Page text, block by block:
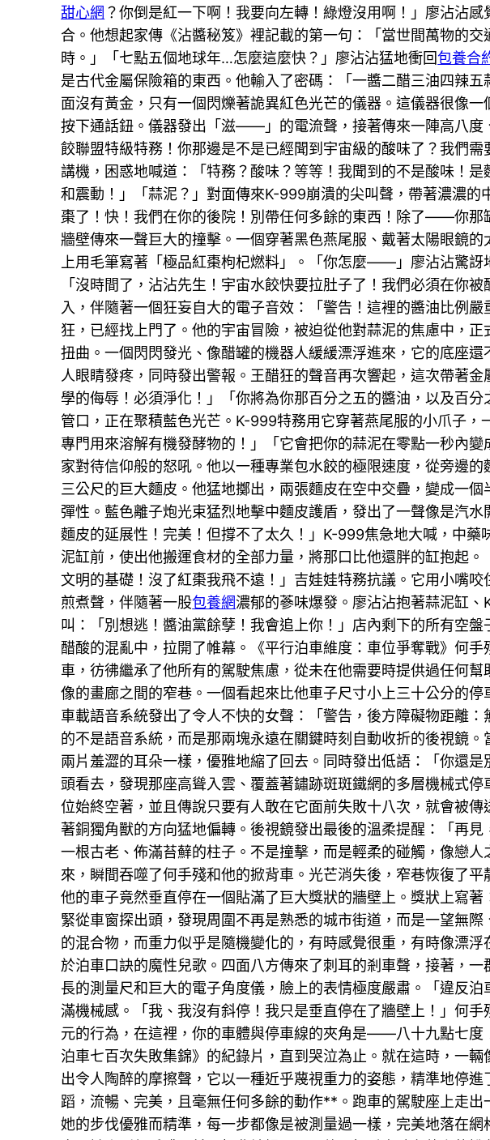
甜心網 ？你倒是紅一下啊！我要向左轉！綠燈沒用啊！」廖沾沾
合。他想起家傳《沾醬秘笈》裡記載的第一句：「當世間萬物的
時。」「七點五個地球年…怎麼這麼快？」廖沾沾猛地衝回包養合
是古代金屬保險箱的東西。他輸入了密碼：「一醬二醋三油四辣
面沒有黃金，只有一個閃爍著詭異紅色光芒的儀器。這儀器很像
按下通話鈕。儀器發出「滋——」的電流聲，接著傳來一陣高八
餃聯盟特級特務！你那邊是不是已經聞到宇宙級的酸味了？我們
講機，困惑地喊道：「特務？酸味？等等！我聞到的不是酸味！
和震動！」「蒜泥？」對面傳來K-999崩潰的尖叫聲，帶著濃濃
棗了！快！我們在你的後院！別帶任何多餘的東西！除了——你
牆壁傳來一聲巨大的撞擊。一個穿著黑色燕尾服、戴著太陽眼鏡
上用毛筆寫著「極品紅棗枸杞燃料」。「你怎麼——」廖沾沾驚
「沒時間了，沾沾先生！宇宙水餃快要拉肚子了！我們必須在你
入，伴隨著一個狂妄自大的電子音效：「警告！這裡的醬油比例
狂，已經找上門了。他的宇宙冒險，被迫從他對蒜泥的焦慮中，
扭曲。一個閃閃發光、像醋罐的機器人緩緩漂浮進來，它的底座
人眼睛發疼，同時發出警報。王醋狂的聲音再次響起，這次帶著
學的侮辱！必須淨化！」「你將為你那百分之五的醬油，以及百
管口，正在聚積藍色光芒。K-999特務用它穿著燕尾服的小爪子，
專門用來溶解有機發酵物的！」「它會把你的蒜泥在零點一秒內
家對待信仰般的怒吼。他以一種專業包水餃的極限速度，從旁邊的
三公尺的巨大麵皮。他猛地擲出，兩張麵皮在空中交疊，變成一
彈性。藍色離子炮光束猛烈地擊中麵皮護盾，發出了一聲像是汽
麵皮的延展性！完美！但撐不了太久！」K-999焦急地大喊，中
泥缸前，使出他搬運食材的全部力量，將那口比他還胖的缸抱起
文明的基礎！沒了紅棗我飛不遠！」吉娃娃特務抗議。它用小嘴
煎煮聲，伴隨著一股包養網濃郁的蔘味爆發。廖沾沾抱著蒜泥缸、
叫：「別想逃！醬油黨餘孽！我會追上你！」店內剩下的所有空
醋酸的混亂中，拉開了帷幕。《平行泊車維度：車位爭奪戰》何
車，彷彿繼承了他所有的駕駛焦慮，從未在他需要時提供過任何
像的畫廊之間的窄巷。一個看起來比他車子尺寸小上三十公分的
車載語音系統發出了令人不快的女聲：「警告，後方障礙物距離
的不是語音系統，而是那兩塊永遠在關鍵時刻自動收折的後視鏡
兩片羞澀的耳朵一樣，優雅地縮了回去。同時發出低語：「你還
頭看去，發現那座高聳入雲、覆蓋著鏽跡斑斑鐵網的多層機械式
位始終空著，並且傳說只要有人敢在它面前失敗十八次，就會被
著銅獨角獸的方向猛地偏轉。後視鏡發出最後的溫柔提醒：「再
一根古老、佈滿苔蘚的柱子。不是撞擊，而是輕柔的碰觸，像戀
來，瞬間吞噬了何手殘和他的掀背車。光芒消失後，窄巷恢復了
他的車子竟然垂直停在一個貼滿了巨大獎狀的牆壁上。獎狀上寫
緊從車窗探出頭，發現周圍不再是熟悉的城市街道，而是一望無
的混合物，而重力似乎是隨機變化的，有時感覺很重，有時像漂
於泊車口訣的魔性兒歌。四面八方傳來了刺耳的剎車聲，接著，
長的測量尺和巨大的電子角度儀，臉上的表情極度嚴肅。「違反
滿機械感。「我、我沒有斜停！我只是垂直停在了牆壁上！」何
元的行為，在這裡，你的車體與停車線的夾角是——八十九點七
泊車七百次失敗集錦》的紀錄片，直到哭泣為止。就在這時，一
出令人陶醉的摩擦聲，它以一種近乎蔑視重力的姿態，精準地停進
蹈，流暢、完美，且毫無任何多餘的動作**。跑車的駕駛座上走
她的步伐優雅而精準，每一步都像是被測量過一樣，完美地落在